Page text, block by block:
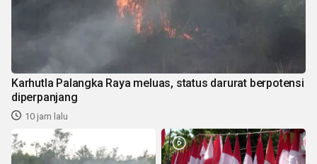
Karhutla Palangka Raya meluas, status darurat berpotensi
diperpanjang
10 jam lalu